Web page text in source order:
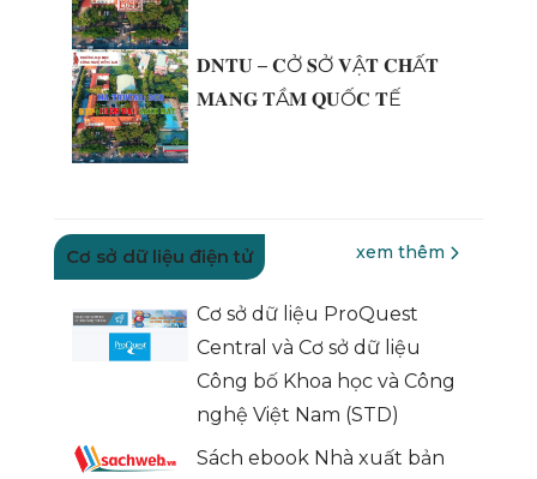
𝐃𝐍𝐓𝐔 – 𝐂Ở 𝐒Ở 𝐕Ậ𝐓 𝐂𝐇Ấ𝐓
𝐌𝐀𝐍𝐆 𝐓Ầ𝐌 𝐐𝐔Ố𝐂 𝐓Ế
Cơ sở dữ liệu điện tử xem thêm
Cơ sở dữ liệu ProQuest
Central và Cơ sở dữ liệu
Công bố Khoa học và Công
nghệ Việt Nam (STD)
Sách ebook Nhà xuất bản